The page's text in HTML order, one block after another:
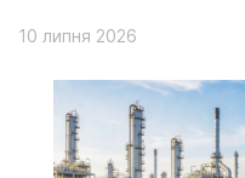
10 липня 2026